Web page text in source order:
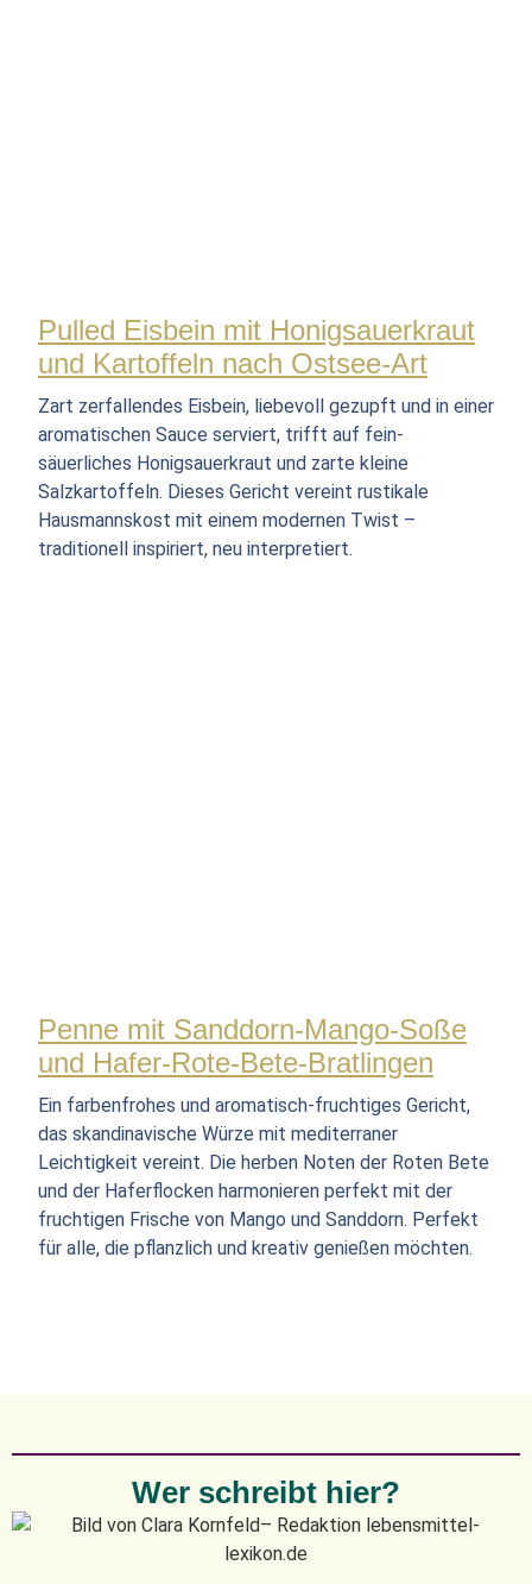
Pulled Eisbein mit Honigsauerkraut
und Kartoffeln nach Ostsee-Art
Zart zerfallendes Eisbein, liebevoll gezupft und in einer
aromatischen Sauce serviert, trifft auf fein-
säuerliches Honigsauerkraut und zarte kleine
Salzkartoffeln. Dieses Gericht vereint rustikale
Hausmannskost mit einem modernen Twist –
traditionell inspiriert, neu interpretiert.
Penne mit Sanddorn-Mango-Soße
und Hafer-Rote-Bete-Bratlingen
Ein farbenfrohes und aromatisch-fruchtiges Gericht,
das skandinavische Würze mit mediterraner
Leichtigkeit vereint. Die herben Noten der Roten Bete
und der Haferflocken harmonieren perfekt mit der
fruchtigen Frische von Mango und Sanddorn. Perfekt
für alle, die pflanzlich und kreativ genießen möchten.
Wer schreibt hier?